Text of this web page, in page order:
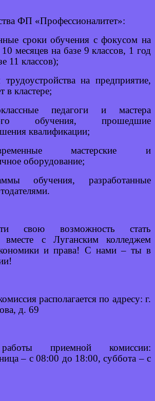
ФП «Профессионалитет»:
сроки обучения с фокусом на
месяцев на базе 9 классов, 1 год
11 классов);
трудоустройства на предприятие,
в кластере;
педагоги и мастера
обучения, прошедшие
квалификации;
мастерские и
оборудование;
обучения, разработанные
свою возможность стать
вместе с Луганским колледжем
и права! С нами – ты в
располагается по адресу: г.
д. 69
приемной комиссии:
– с 08:00 до 18:00, суббота – с